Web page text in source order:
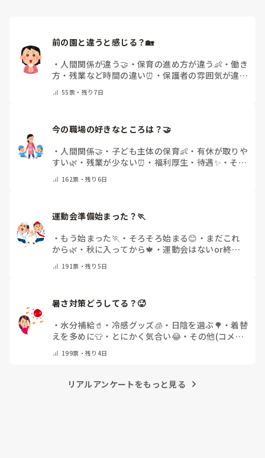
前の園と違うと感じる？🏡
・ 人間関係が違う🤝 ・ 保育の進め方が違う👶 ・働き
方・残業など時間の違い⏰ ・保護者の雰囲気が違う
で教えてください)
55票・ 残り7日
・ 人間関係🤝 ・ 子ども主体の保育👶 ・ 有休が取りや
すい🌿 ・ 残業が少ない⏰ ・ 福利厚生・待遇✨ ・ その
162票・残り6日
運動会準備始まった？🏃
・ もう始まった🏃 ・ そろそろ始まる😊 ・ まだこれ
から🌿 ・ 秋に入ってから🍁 ・運動会はないor終わ
191票・残り5日
暑さ対策どうしてる？🥵
・水分補給🥤 ・ 冷感グッズ🧊 ・ 日陰を選ぶ🌳 ・着替
えを多めに👕 ・ とにかく気合い😂・ その他(コメン
199票・残り4日
リアルアンケートをもっと見る